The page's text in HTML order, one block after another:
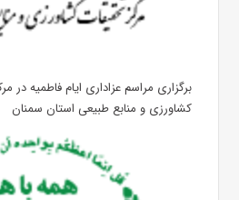
برگزاری مراسم عزاداری ایام فاطمیه در
کشاورزی و منابع طبیعی استان سمنان